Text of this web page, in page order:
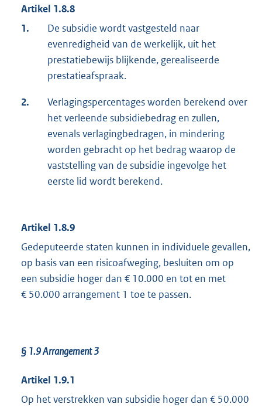
Artikel 1.8.8
1.
De subsidie wordt vastgesteld naar
evenredigheid van de werkelijk, uit het
prestatiebewijs blijkende, gerealiseerde
prestatieafspraak.
2.
Verlagingspercentages worden berekend over
het verleende subsidiebedrag en zullen,
evenals verlagingbedragen, in mindering
worden gebracht op het bedrag waarop de
vaststelling van de subsidie ingevolge het
eerste lid wordt berekend.
Artikel 1.8.9
Gedeputeerde staten kunnen in individuele gevallen,
op basis van een risicoafweging, besluiten om op
een subsidie hoger dan € 10.000 en tot en met
€ 50.000 arrangement 1 toe te passen.
§ 1.9 Arrangement 3
Artikel 1.9.1
Op het verstrekken van subsidie hoger dan € 50.000